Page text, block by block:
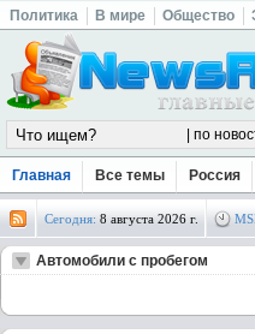
Политика В мире Общество
Главная Все темы Россия
Сегодня: 8 августа 2026 г.
Автомобили с пробегом